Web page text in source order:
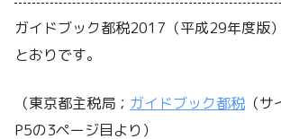
ガイドブック都税2017（平成29年度版
とおりです。
（東京都主税局； ガイドブック都税 （
P5の3ページ目より）